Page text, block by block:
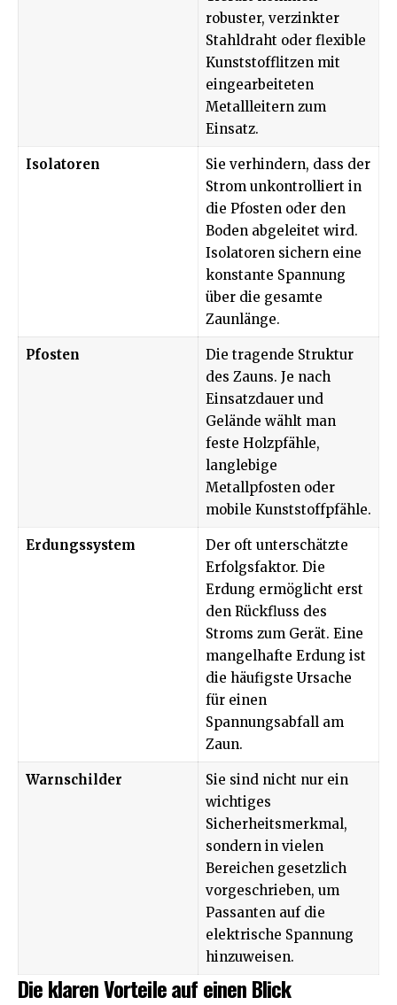
robuster, verzinkter
Stahldraht oder flexible
Kunststofflitzen mit
eingearbeiteten
Metallleitern zum
Einsatz.
Isolatoren
Sie verhindern, dass der
Strom unkontrolliert in
die Pfosten oder den
Boden abgeleitet wird.
Isolatoren sichern eine
konstante Spannung
über die gesamte
Zaunlänge.
Pfosten
Die tragende Struktur
des Zauns. Je nach
Einsatzdauer und
Gelände wählt man
feste Holzpfähle,
langlebige
Metallpfosten oder
mobile Kunststoffpfähle.
Erdungssystem
Der oft unterschätzte
Erfolgsfaktor. Die
Erdung ermöglicht erst
den Rückfluss des
Stroms zum Gerät. Eine
mangelhafte Erdung ist
die häufigste Ursache
für einen
Spannungsabfall am
Zaun.
Warnschilder
Sie sind nicht nur ein
wichtiges
Sicherheitsmerkmal,
sondern in vielen
Bereichen gesetzlich
vorgeschrieben, um
Passanten auf die
elektrische Spannung
hinzuweisen.
Die klaren Vorteile auf einen Blick